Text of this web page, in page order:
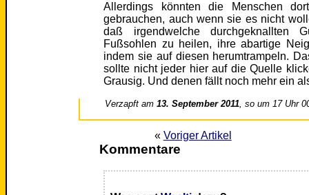
Allerdings könnten die Menschen
gebrauchen, auch wenn sie es nicht
daß irgendwelche durchgeknallten
Fußsohlen zu heilen, ihre abartige
indem sie auf diesen herumtrampeln.
sollte nicht jeder hier auf die Quelle
Grausig. Und denen fällt noch mehr ein
Verzapft am13. September 2011, so um 17 Uhr
« Voriger Artikel
Kommentare